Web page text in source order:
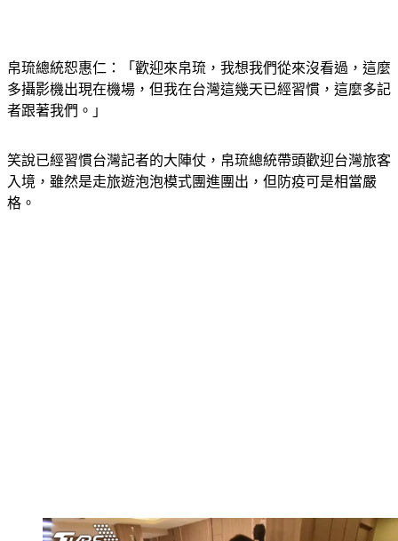
帛琉總統恕惠仁：「歡迎來帛琉，我想我們從來沒看過，這麼
多攝影機出現在機場，但我在台灣這幾天已經習慣，這麼多記
者跟著我們。」
笑說已經習慣台灣記者的大陣仗，帛琉總統帶頭歡迎台灣旅客
入境，雖然是走旅遊泡泡模式團進團出，但防疫可是相當嚴
格。